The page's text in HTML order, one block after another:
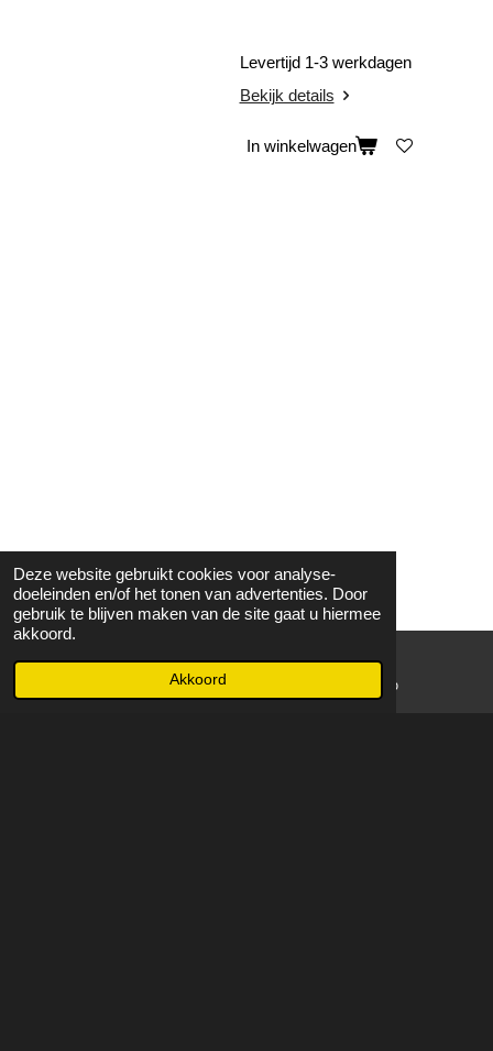
Deze website gebruikt cookies voor analyse-
doeleinden en/of het tonen van advertenties. Door
gebruik te blijven maken van de site gaat u hiermee
akkoord.
Akkoord
Levertijd 1-3 werkdagen
Bekijk details
In winkelwagen
WhatsApp